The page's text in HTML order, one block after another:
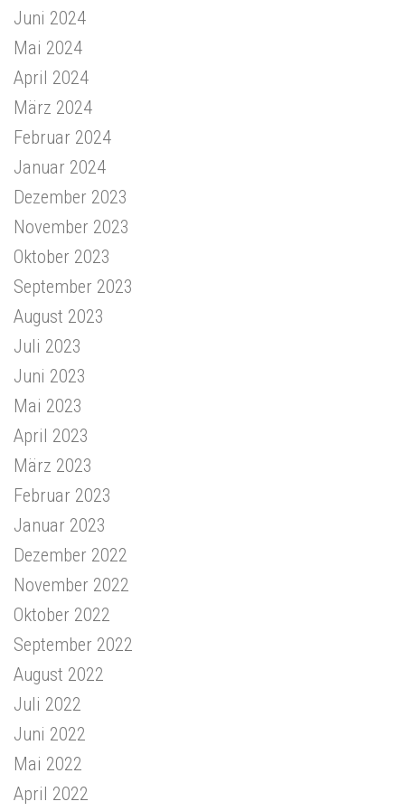
Juni 2024
Mai 2024
April 2024
März 2024
Februar 2024
Januar 2024
Dezember 2023
November 2023
Oktober 2023
September 2023
August 2023
Juli 2023
Juni 2023
Mai 2023
April 2023
März 2023
Februar 2023
Januar 2023
Dezember 2022
November 2022
Oktober 2022
September 2022
August 2022
Juli 2022
Juni 2022
Mai 2022
April 2022